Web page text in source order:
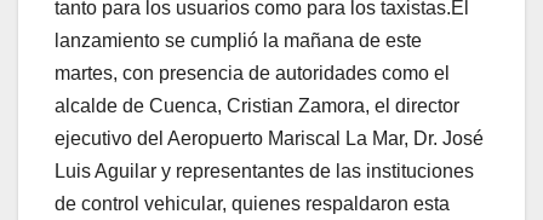
tanto para los usuarios como para los taxistas.El
lanzamiento se cumplió la mañana de este
martes, con presencia de autoridades como el
alcalde de Cuenca, Cristian Zamora, el director
ejecutivo del Aeropuerto Mariscal La Mar, Dr. José
Luis Aguilar y representantes de las instituciones
de control vehicular, quienes respaldaron esta